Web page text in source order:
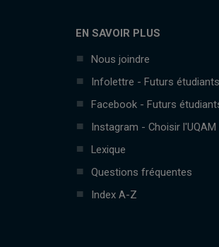
EN SAVOIR PLUS
Nous joindre
Infolettre - Futurs étudiants
Facebook - Futurs
Instagram - Choisir l'UQAM
Lexique
Questions fréquentes
Index A-Z